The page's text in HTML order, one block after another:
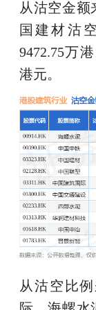
从沽空金额
国建材沽
9472.75万
港元。
从沽空比